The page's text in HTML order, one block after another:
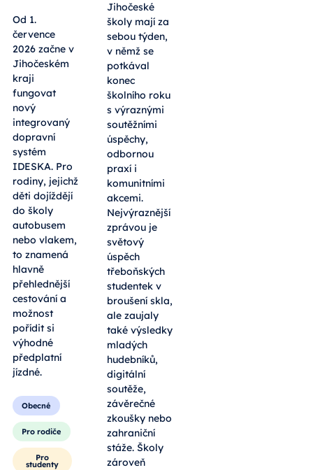
Od 1.
července
2026 začne v
Jihočeském
kraji
fungovat
nový
integrovaný
dopravní
systém
IDESKA. Pro
rodiny, jejichž
děti dojíždějí
do školy
autobusem
nebo vlakem,
to znamená
hlavně
přehlednější
cestování a
možnost
pořídit si
výhodné
předplatní
jízdné.
Obecné
Pro rodiče
Pro
studenty
Jihočeské
školy mají za
sebou týden,
v němž se
potkával
konec
školního roku
s výraznými
soutěžními
úspěchy,
odbornou
praxí i
komunitními
akcemi.
Nejvýraznější
zprávou je
světový
úspěch
třeboňských
studentek v
broušení skla,
ale zaujaly
také výsledky
mladých
hudebníků,
digitální
soutěže,
závěrečné
zkoušky nebo
zahraniční
stáže. Školy
zároveň